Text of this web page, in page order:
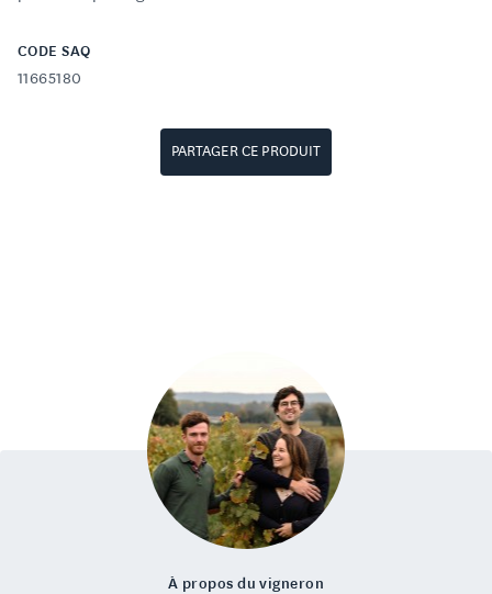
CODE SAQ
11665180
PARTAGER CE PRODUIT
À propos du vigneron